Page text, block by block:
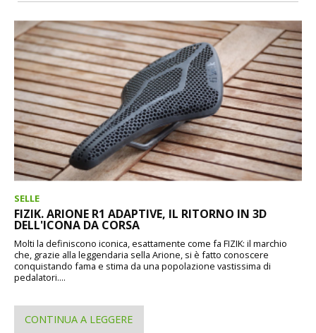
SELLE
FIZIK. ARIONE R1 ADAPTIVE, IL RITORNO IN 3D
DELL'ICONA DA CORSA
Molti la definiscono iconica, esattamente come fa FIZIK: il marchio
che, grazie alla leggendaria sella Arione, si è fatto conoscere
conquistando fama e stima da una popolazione vastissima di
pedalatori....
CONTINUA A LEGGERE